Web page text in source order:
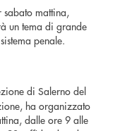
sabato mattina,
un tema di grande
penale.
di Salerno del
ha organizzato
dalle ore 9 alle